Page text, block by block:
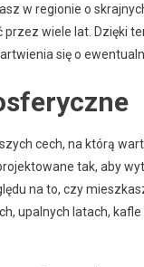
w regionie o
wiele lat. Dzięki
się o
cech, na którą
tak, aby
na to, czy
upalnych latach,